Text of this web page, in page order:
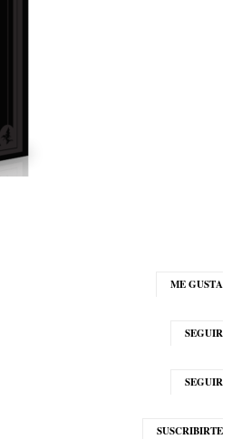
ME GUSTA
SEGUIR
SEGUIR
SUSCRIBIRTE